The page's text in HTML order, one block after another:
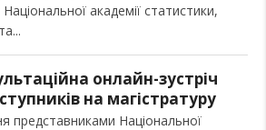
академії статистики,
онлайн-зустріч
на магістратуру
представниками Національної